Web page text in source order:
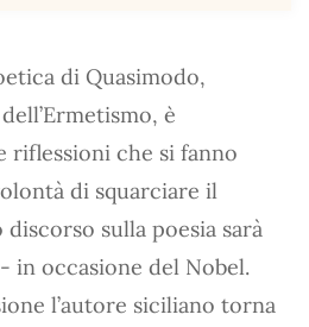
di Quasimodo,
è
riflessioni che si fanno
di squarciare il
sulla poesia sarà
in occasione del Nobel.
l’autore siciliano torna